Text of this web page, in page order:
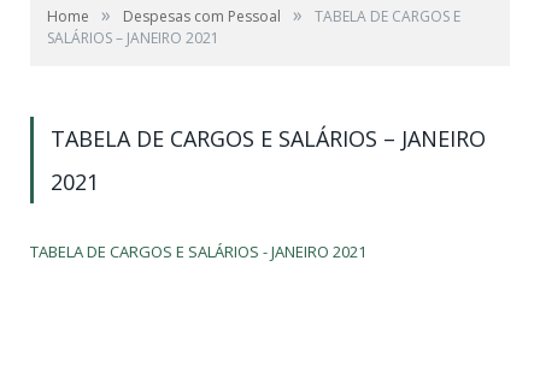
Home » Despesas com Pessoal »
TABELA DE CARGOS E
SALÁRIOS – JANEIRO 2021
TABELA DE CARGOS E SALÁRIOS – JANEIRO
2021
TABELA DE CARGOS E SALÁRIOS - JANEIRO 2021